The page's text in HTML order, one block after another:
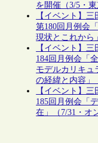
を開催（3/5・東
【イベント】三
第180回月例会
現状とこれから
【イベント】
184回月例会「
モデルカリキュ
の経緯と内容」
【イベント】
185回月例会「
在」（7/31・オ